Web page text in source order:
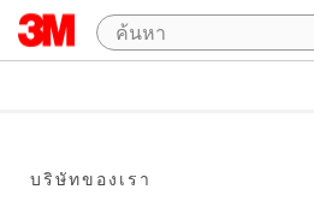
บริษัทของเรา